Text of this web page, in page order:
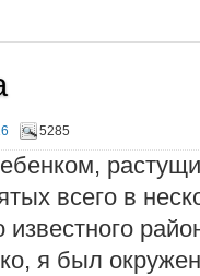
5285
всего в
известного
я был